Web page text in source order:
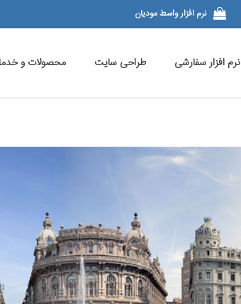
نرم افزار واسط مودیان
نرم افزار سفارشی طراحی سایت محصولات و